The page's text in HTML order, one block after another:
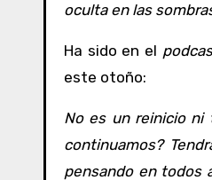
oculta en las
Ha sido en el
este otoño:
No es un reinicio ni
continuamos?
pensando en todos